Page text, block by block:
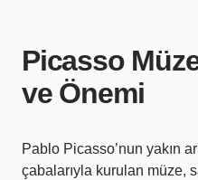
Picasso
ve Önemi
Pablo Picasso’nun yakın
çabalarıyla kurulan müze,